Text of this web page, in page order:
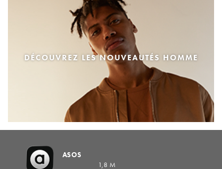
DÉCOUVREZ LES NOUVEAUTÉS HOMME
ASOS
1,8 M